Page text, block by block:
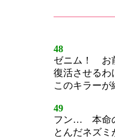
48
ゼニム！ お
復活させるわ
このキラーが
49
フン… 本命
とんだネズ